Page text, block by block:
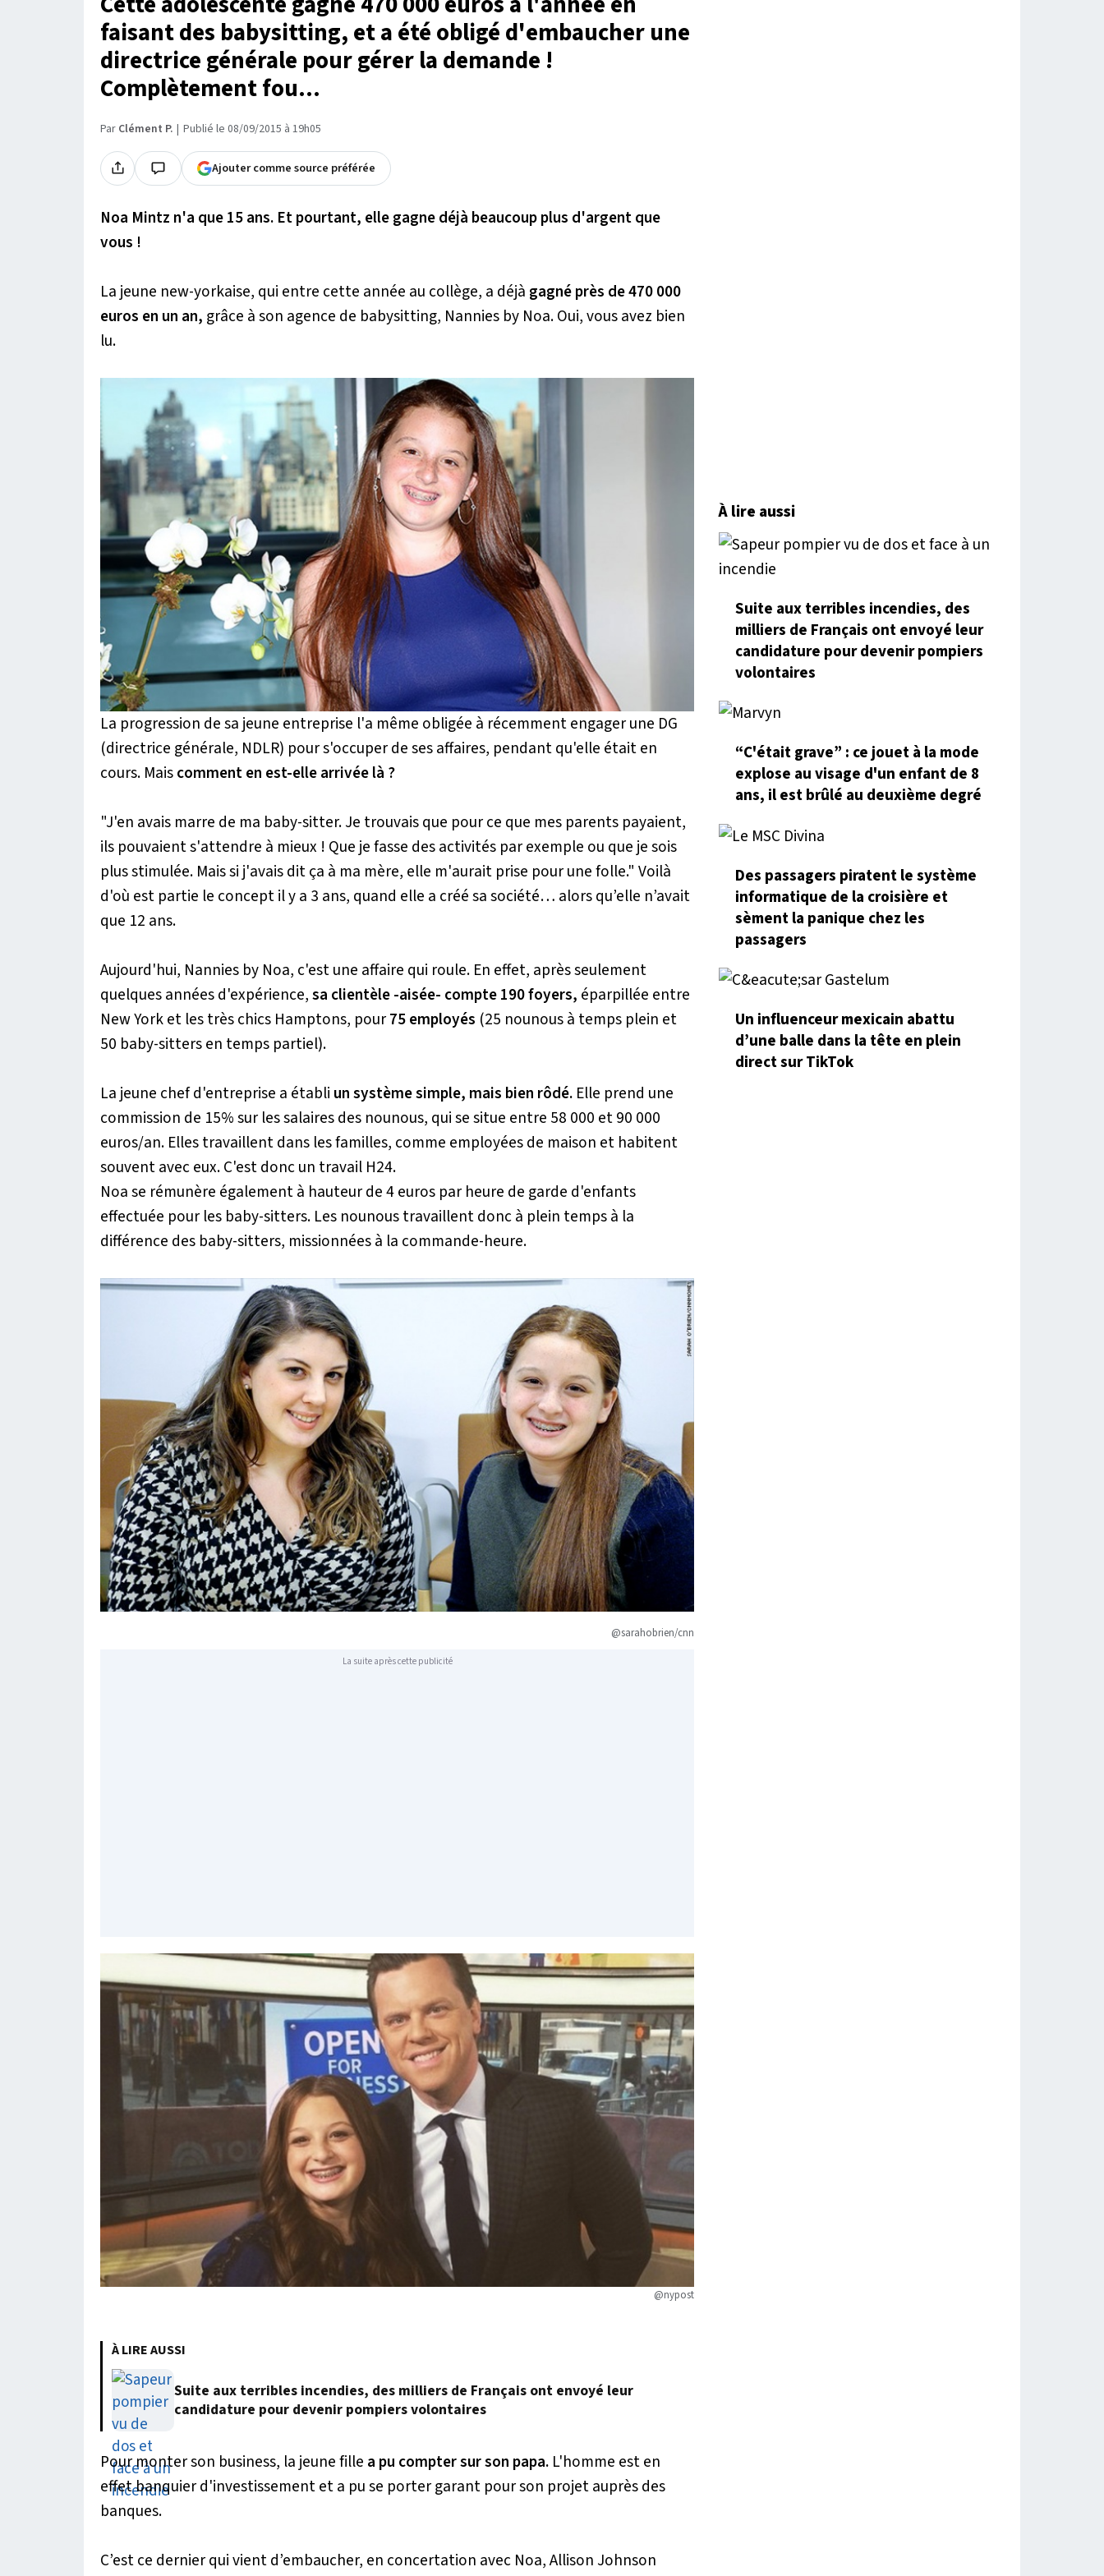
faisant des babysitting, et a été obligé d'embaucher une
directrice générale pour gérer la demande !
Complètement fou...
Par Clément P. Publié le 08/09/2015 à 19h05
Ajouter comme source préférée
Noa Mintz n'a que 15 ans. Et pourtant, elle gagne déjà beaucoup plus d'argent que
vous !
La jeune new-yorkaise, qui entre cette année au collège, a déjà gagné près de 470 000
euros en un an, grâce à son agence de babysitting, Nannies by Noa. Oui, vous avez bien
lu.
La progression de sa jeune entreprise l'a même obligée à récemment engager une DG
(directrice générale, NDLR) pour s'occuper de ses affaires, pendant qu'elle était en
cours. Maiscomment en est-elle arrivée là ?
"J'en avais marre de ma baby-sitter. Je trouvais que pour ce que mes parents payaient,
ils pouvaient s'attendre à mieux ! Que je fasse des activités par exemple ou que je sois
plus stimulée. Mais si j'avais dit ça à ma mère, elle m'aurait prise pour une folle." Voilà
d'où est partie le concept il y a 3 ans, quand elle a créé sa société… alors qu’elle n’avait
que 12 ans.
Aujourd'hui, Nannies by Noa, c'est une affaire qui roule. En effet, après seulement
quelques années d'expérience,sa clientèle -aisée- compte 190 foyers, éparpillée entre
New York et les très chics Hamptons, pour75 employés (25 nounous à temps plein et
50 baby-sitters en temps partiel).
La jeune chef d'entreprise a établi un système simple, mais bien rôdé. Elle prend une
commission de 15% sur les salaires des nounous, qui se situe entre 58 000 et 90 000
euros/an. Elles travaillent dans les familles, comme employées de maison et habitent
souvent avec eux. C'est donc un travail H24.
Noa se rémunère également à hauteur de 4 euros par heure de garde d'enfants
effectuée pour les baby-sitters. Les nounous travaillent donc à plein temps à la
différence des baby-sitters, missionnées à la commande-heure.
@sarahobrien/cnn
La suite après cette publicité
@nypost
À LIRE AUSSI
Suite aux terribles incendies, des milliers de Français ont envoyé leur
candidature pour devenir pompiers volontaires
Pour monter son business, la jeune fille a pu compter sur son papa. L'homme est en
effet banquier d'investissement et a pu se porter garant pour son projet auprès des
banques.
C’est ce dernier qui vient d’embaucher, en concertation avec Noa, Allison Johnson
À lire aussi
Suite aux terribles incendies, des
milliers de Français ont envoyé leur
candidature pour devenir pompiers
volontaires
“C'était grave” : ce jouet à la mode
explose au visage d'un enfant de 8
ans, il est brûlé au deuxième degré
Des passagers piratent le système
informatique de la croisière et
sèment la panique chez les
passagers
Un influenceur mexicain abattu
d’une balle dans la tête en plein
direct sur TikTok